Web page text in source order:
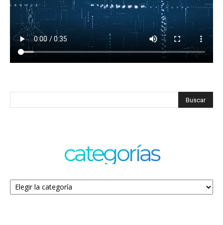
categorías
Categorías